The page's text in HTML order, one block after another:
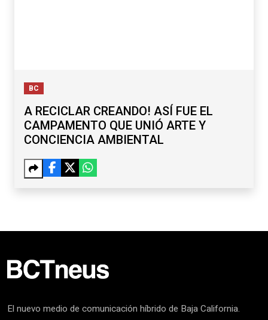
BC
A RECICLAR CREANDO! ASÍ FUE EL
CAMPAMENTO QUE UNIÓ ARTE Y
CONCIENCIA AMBIENTAL
El nuevo medio de comunicación híbrido de Baja California.